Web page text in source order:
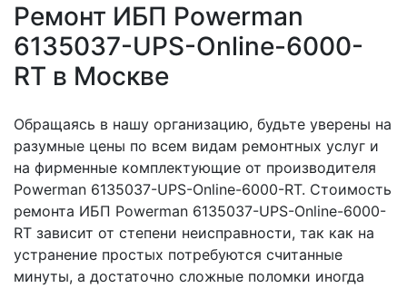
Ремонт ИБП Powerman
6135037-UPS-Online-6000-
RT в Москве
Обращаясь в нашу организацию, будьте уверены на
разумные цены по всем видам ремонтных услуг и
на фирменные комплектующие от производителя
Powerman 6135037-UPS-Online-6000-RT. Стоимость
ремонта ИБП Powerman 6135037-UPS-Online-6000-
RT зависит от степени неисправности, так как на
устранение простых потребуются считанные
минуты, а достаточно сложные поломки иногда